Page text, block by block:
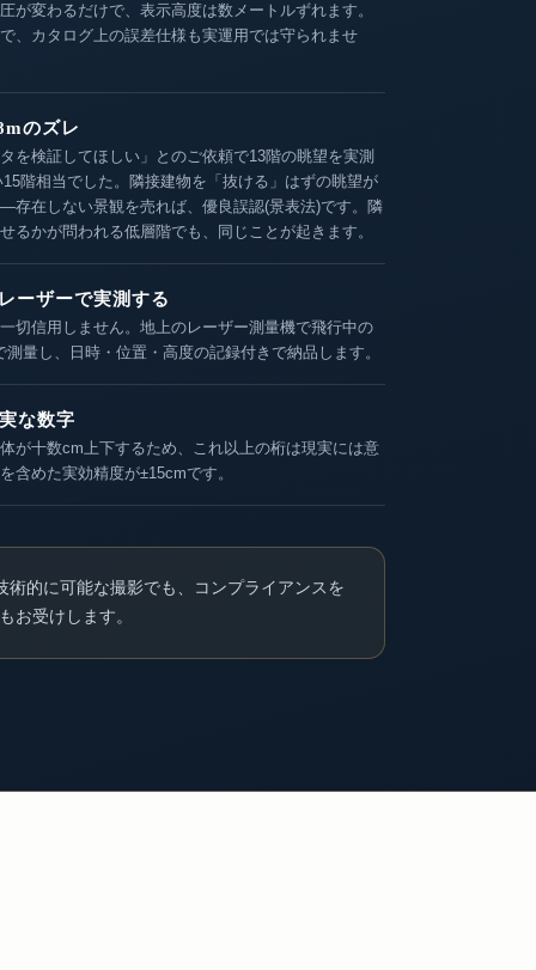
が変わるだけで、表示高度は数メートルずれます。
、カタログ上の誤差仕様も実運用では守られませ
のズレ
を検証してほしい」とのご依頼で13階の眺望を実測
階相当でした。隣接建物を「抜ける」はずの眺望が
在しない景観を売れば、優良誤認(景表法)です。隣
るかが問われる低層階でも、同じことが起きます。
ーザーで実測する
切信用しません。地上のレーザー測量機で飛行中の
量し、日時・位置・高度の記録付きで納品します。
な数字
が十数cm上下するため、これ以上の桁は現実には意
含めた実効精度が±15cmです。
的に可能な撮影でも、コンプライアンスを
お受けします。